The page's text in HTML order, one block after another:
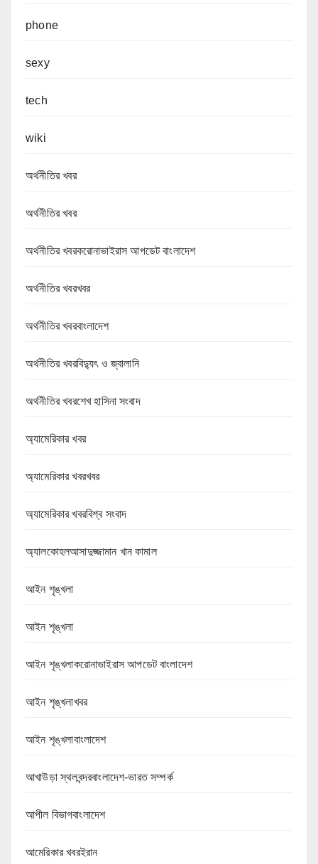
phone
sexy
tech
wiki
অর্থনীতির খবর
অর্থনীতির খবর
অর্থনীতির খবরকরোনাভাইরাস আপডেট বাংলাদেশ
অর্থনীতির খবরখবর
অর্থনীতির খবরবাংলাদেশ
অর্থনীতির খবরবিদ্যুৎ ও জ্বালানি
অর্থনীতির খবরশেখ হাসিনা সংবাদ
অ্যামেরিকার খবর
অ্যামেরিকার খবরখবর
অ্যামেরিকার খবরবিশ্ব সংবাদ
অ্যালকোহলআসাদুজ্জামান খান কামাল
আইন শৃঙ্খলা
আইন শৃঙ্খলা
আইন শৃঙ্খলাকরোনাভাইরাস আপডেট বাংলাদেশ
আইন শৃঙ্খলাখবর
আইন শৃঙ্খলাবাংলাদেশ
আখাউড়া স্থলবন্দরবাংলাদেশ-ভারত সম্পর্ক
আপীল বিভাগবাংলাদেশ
আমেরিকার খবরইরান